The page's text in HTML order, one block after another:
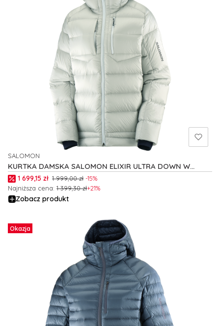
KURTKA DAMSKA SALOMON ELIXIR ULTRA DOWN W
C22899
PRODUCENT
SALOMON
Cena promocyjna
1 699,15 zł 1 999,00 zł -15%
Najniższa cena: 1 399,30 zł+21%
Zobacz produkt
Okazja